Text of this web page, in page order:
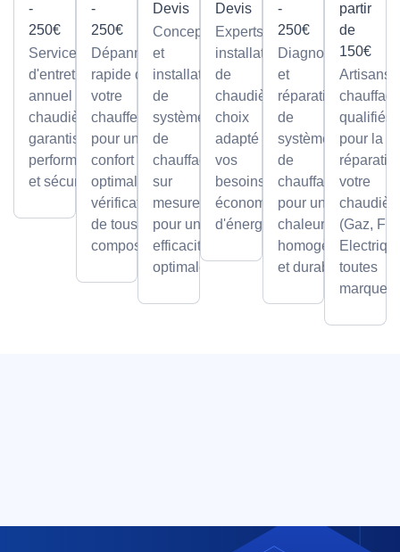
-
250€
Service
d'entretien
annuel pour
chaudières,
garantissant
performance
et sécurité.
-
250€
Dépannage
rapide de
votre
chauffe-eau
pour un
confort
optimal avec
vérification
de tous les
composants.
Devis
Conception
et
installation
de
systèmes
de
chauffage
sur
mesure,
pour une
efficacité
optimale.
Devis
Experts en
installation
de
chaudières,
choix
adapté à
vos
besoins et
économies
d'énergie.
-
250€
Diagnostic
et
réparation
de
systèmes
de
chauffage
pour une
chaleur
homogène
et durable.
partir
de
150€
Artisans
qualifiés
pour la
votre
(Gaz,
toutes
marques.